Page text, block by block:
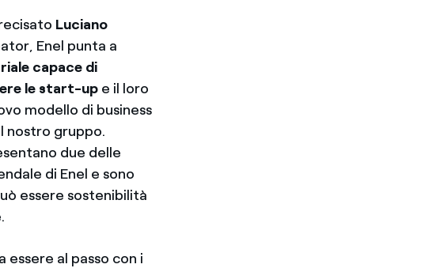
Luciano
Enel punta a
capace di
le start-up e il loro
modello di business
nostro gruppo.
due delle
di Enel e sono
essere sostenibilità
al passo con i